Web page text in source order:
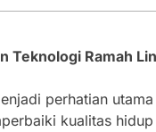
Teknologi Ramah
perhatian
kualitas